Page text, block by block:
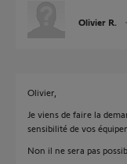
Olivier R.
Olivier,
Je viens de faire la
sensibilité de vos
Non il ne sera pas